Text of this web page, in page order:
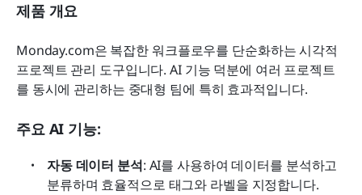
제품 개요
Monday.com은 복잡한 워크플로우를 단순화하는 시각적
프로젝트 관리 도구입니다. AI 기능 덕분에 여러 프로젝트
를 동시에 관리하는 중대형 팀에 특히 효과적입니다.
주요 AI 기능:
자동 데이터 분석: AI를 사용하여 데이터를 분석하고
분류하며 효율적으로 태그와 라벨을 지정합니다.